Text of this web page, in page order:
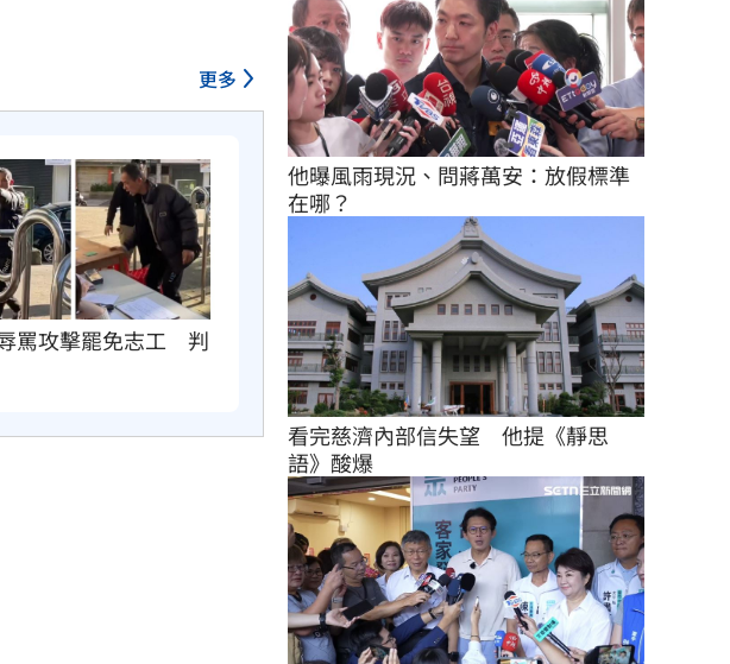
更多
罵攻擊罷免志工　判
他曝風雨現況、問蔣萬安：放假標準
在哪？
看完慈濟內部信失望　他提《靜思
語》酸爆